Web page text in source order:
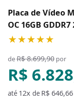
Placa de Vídeo
OC 16GB
★★★★★
deR$ 8.699,90por
R$
até 12x de R$ 646,66